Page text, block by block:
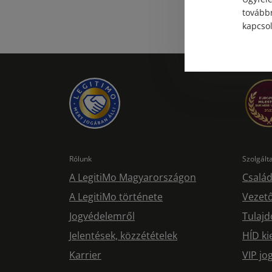
Rólunk
A LegitiMo Magyarországon
A LegitiMo története
Jogvédelemről
Jelentések, közzétételek
Karrier
HÍD
VIP